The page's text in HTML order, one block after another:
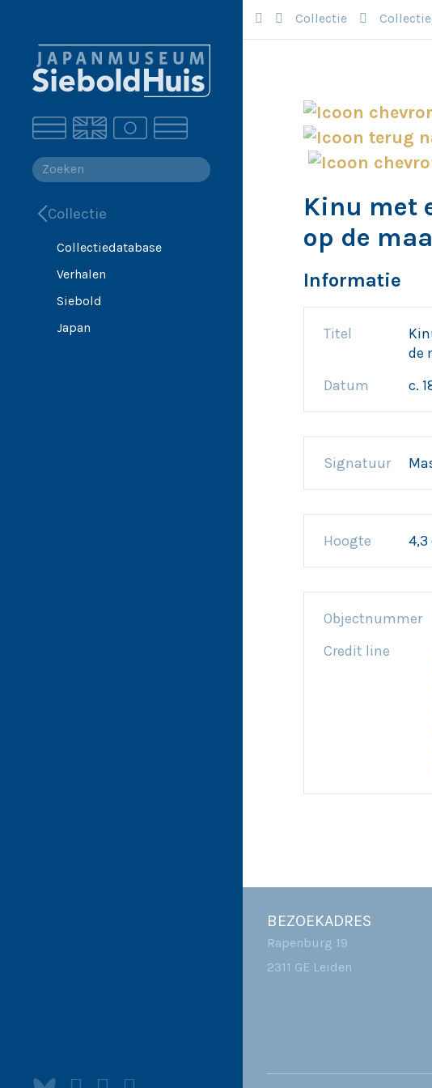
Collectie
Collectiedatabase
Verhalen
Siebold
Japan
Collectie
Kinu met
op de
Informatie
Titel
de
Datum
c.
Signatuur
Hoogte 4,3
Objectnummer
Credit line
BEZOEKADRES
Rapenburg 19
2311 GE Leiden